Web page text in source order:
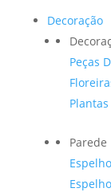
Decoração
Peças
Plantas
Parede